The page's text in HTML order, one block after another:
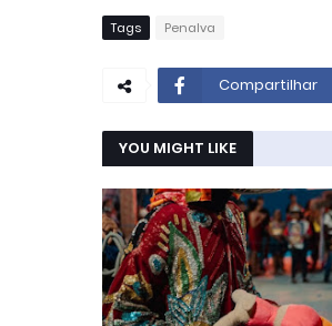
Tags Penalva
Compartilhar
YOU MIGHT LIKE